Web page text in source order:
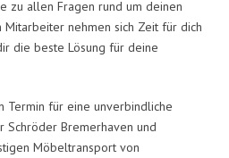
zu allen Fragen rund um deinen
nehmen sich Zeit für dich
die beste Lösung für deine
Termin für eine unverbindliche
Schröder Bremerhaven und
Möbeltransport von